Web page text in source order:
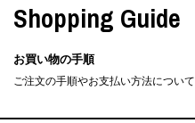
Shopping Guide
お買い物の手順
ご注文の手順やお支払い方法について